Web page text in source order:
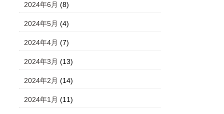
2024年6月 (8)
2024年5月 (4)
2024年4月 (7)
2024年3月 (13)
2024年2月 (14)
2024年1月 (11)